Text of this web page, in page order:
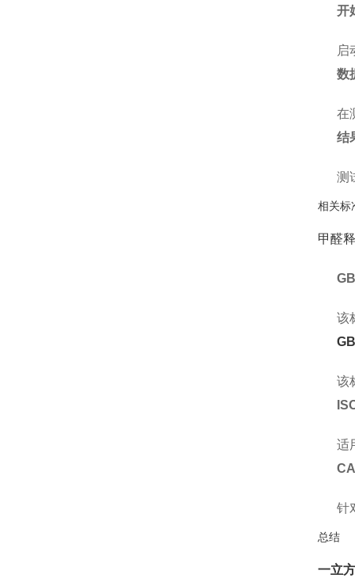
开
启
数
在
结
测
相关标
甲醛
该
该
适
针
总结
一立